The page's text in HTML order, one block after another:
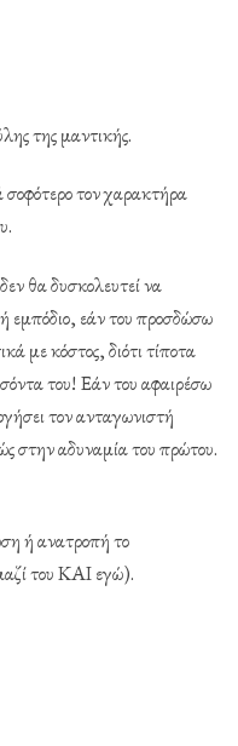
της μαντικής.
σοφότερο τον χαρακτήρα
θα δυσκολευτεί να
εμπόδιο, εάν του προσδώσω
με κόστος, διότι τίποτα
του! Εάν του αφαιρέσω
τον ανταγωνιστή
στην αδυναμία του πρώτου.
ή ανατροπή το
του ΚΑΙ εγώ).